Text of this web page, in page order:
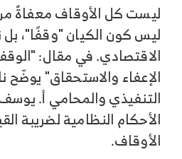
ليست كل الأوقاف معفاةٌ من
ليس كون الكيان "وقفًا"،
الاقتصادي. في مقال:
الإعفاء والاستحقاق" يوضّح
التنفيذي والمحامي أ.
الأحكام النظامية لضريبة
الأوقاف.